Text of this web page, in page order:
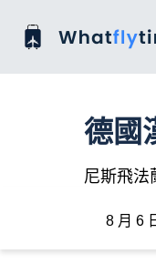
德國
尼斯飛法
8 月 6